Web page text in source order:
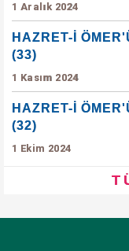
1 Aralık 2024
HAZRET-İ
(33)
1 Kasım 2024
HAZRET-İ
(32)
1 Ekim 2024